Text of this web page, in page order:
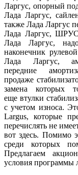
Ларгус, опорный
Лада Ларгус,
также Лада Ларгус
Лада Ларгус,
Лада Ларгус,
наконечник
Лада Ларгус,
передние
продаже
замена которых
еще втулки
с учетом износа.
Largus, которые
перечислять не
вот здесь. Помимо
среди которых
Предлагаем
условия программы